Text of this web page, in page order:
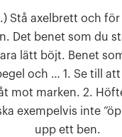
Stå axelbrett och
Det benet som du
lätt böjt. Benet
och … 1. Se till
mot marken. 2.
exempelvis inte
upp ett ben.